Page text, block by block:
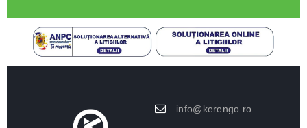
info@kerengo.ro